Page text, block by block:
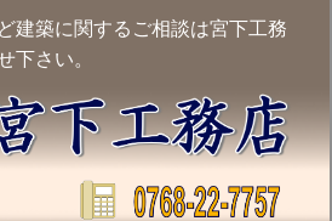
建築に関するご相談は宮下工務
下さい。